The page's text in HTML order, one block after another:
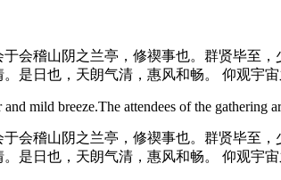
会稽山阴之兰亭，修禊事也。群贤毕至
是日也，天朗气清，惠风和畅。 仰观宇
mild breeze.The attendees of the gathering
会稽山阴之兰亭，修禊事也。群贤毕至
是日也，天朗气清，惠风和畅。 仰观宇